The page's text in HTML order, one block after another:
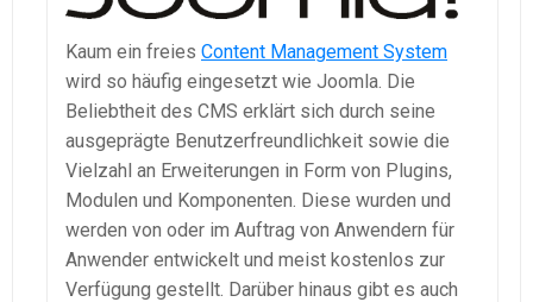
Kaum ein freies Content Management System
wird so häufig eingesetzt wie Joomla. Die
Beliebtheit des CMS erklärt sich durch seine
ausgeprägte Benutzerfreundlichkeit sowie die
Vielzahl an Erweiterungen in Form von Plugins,
Modulen und Komponenten. Diese wurden und
werden von oder im Auftrag von Anwendern für
Anwender entwickelt und meist kostenlos zur
Verfügung gestellt. Darüber hinaus gibt es auch